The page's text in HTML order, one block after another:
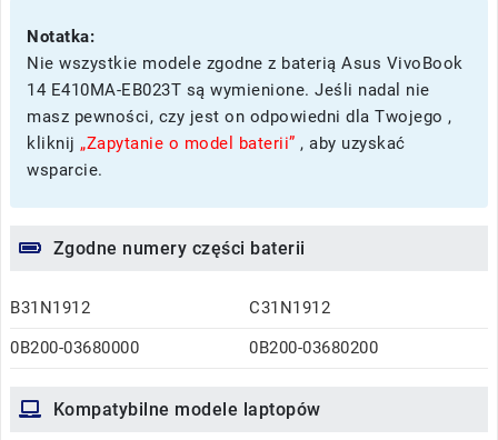
Notatka:
Nie wszystkie modele zgodne z baterią Asus VivoBook
14 E410MA-EB023T są wymienione. Jeśli nadal nie
masz pewności, czy jest on odpowiedni dla Twojego ,
kliknij „Zapytanie o model baterii” , aby uzyskać
wsparcie.
Zgodne numery części baterii
B31N1912
C31N1912
0B200-03680000
0B200-03680200
Kompatybilne modele laptopów